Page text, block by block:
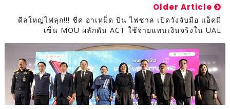
Older Article
ดีลใหญ่ไฟลุก!!! ชีค อาเหม็ด บิน ไฟซาล เปิดวังจับมือ แอ็คมี่
เซ็น MOU ผลักดัน ACT ใช้จ่ายแทนเงินจริงใน UAE